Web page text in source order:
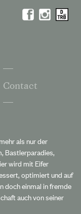
Contact
als nur der
Bastlerparadies,
wird mit Eifer
optimiert und auf
doch einmal in fremde
auch von seiner